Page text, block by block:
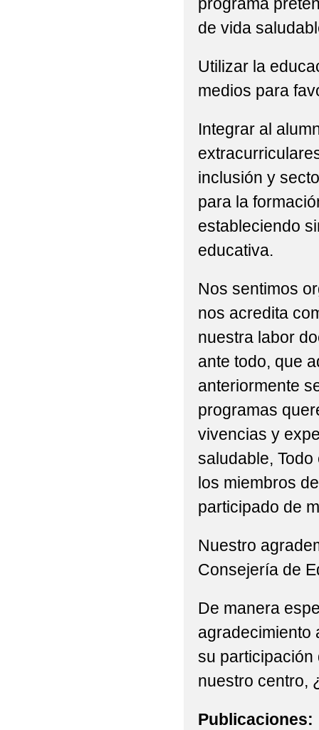
EXCMO.
2022 'MONDILLAS'
2022 'NUESTRA
2022 'RAQUETAS
2022 'ST PATRICK '
2022 'TRABAJANDO
2022 'UN FELIZ
2022 'VÍDEO DE
2022 , 'TALAVERA
2022 6ºP
2022 ACTIVIDAD DE
SALUDABLES_ FOTOS
2022 ACTIVIDAD
2022 ACTIVIDAD
2022 ACTIVIDAD
2022 ANTONIO
2022 ACTIVIDAD
2022 BICIBÚS
2022 BLOG
de vida
Utilizar la
medios para
Integrar al
inclusión y
para la
estableciendo
educativa.
Nos sentimos
nos acredita
nuestra labor
ante todo, que
anteriormente
programas
vivencias y
saludable,
los miembros
participado de
Nuestro
Consejería de
De manera
agradecimiento
su participación
nuestro centro,
Publicaciones: